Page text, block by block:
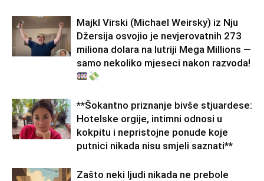
Majkl Virski (Michael Weirsky) iz Nju
Džersija osvojio je nevjerovatnih 273
miliona dolara na lutriji Mega Millions —
samo nekoliko mjeseci nakon razvoda!
**Šokantno priznanje bivše stjuardese:
Hotelske orgije, intimni odnosi u
kokpitu i nepristojne ponude koje
putnici nikada nisu smjeli saznati**
Zašto neki ljudi nikada ne prebole